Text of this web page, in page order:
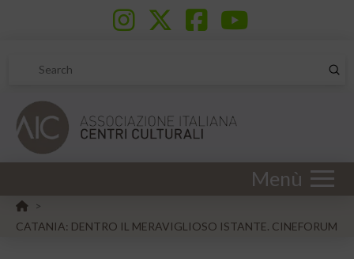
Search
Menù
HOME
>
CATANIA: DENTRO IL MERAVIGLIOSO ISTANTE. CINEFORUM